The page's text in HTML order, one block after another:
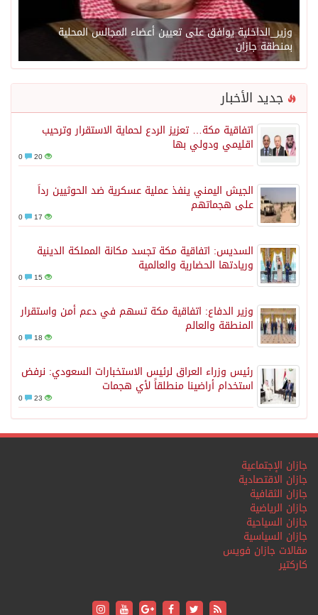
وزير_الداخلية يوافق على تعيين أعضاء المجالس المحلية
بمنطقة جازان
جديد الأخبار
اتفاقية مكة… تعزيز الردع لحماية الاستقرار وترحيب
اقليمي ودولي بها
20
الجيش اليمني ينفذ عملية عسكرية ضد الحوثيين رداً
على هجماتهم
17
السديس: اتفاقية مكة تجسد مكانة المملكة الدينية
وريادتها الحضارية والعالمية
15
وزير الدفاع: اتفاقية مكة تسهم في دعم أمن واستقرار
المنطقة والعالم
18
رئيس وزراء العراق لرئيس الاستخبارات السعودي: نرفض
استخدام أراضينا منطلقاً لأي هجمات
23
جازان الإجتماعية
جازان الاقتصادية
جازان الثقافية
جازان الرياضية
جازان السياحية
جازان السياسية
مقالات جازان فويس
كاركتير